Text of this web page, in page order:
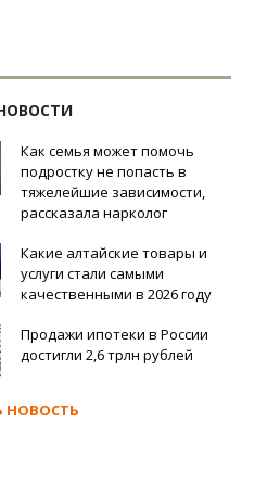
Как семья может помочь
подростку не попасть в
тяжелейшие зависимости,
рассказала нарколог
Какие алтайские товары и
услуги стали самыми
качественными в 2026 году
Продажи ипотеки в России
достигли 2,6 трлн рублей
НОВОСТЬ